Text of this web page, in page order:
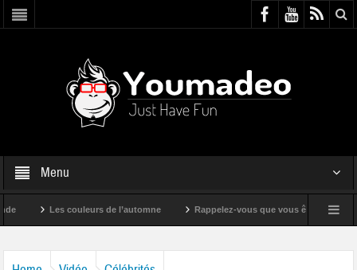
Menu
Les couleurs de l’automne Rappelez-vous que vous êtes super !